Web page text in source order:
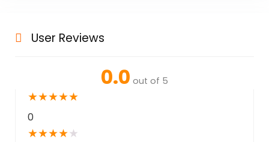
User Reviews
0.0 out of 5
★★★★★
0
★★★★★